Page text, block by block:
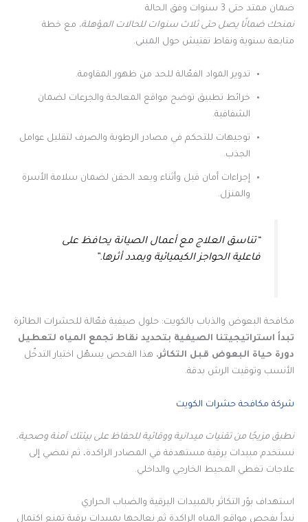
ضمان ممتد حتى 3 سنوات وفق الحالة
نمنحك ضمانًا يصل حتى ثلاث سنوات للحالات المؤهلة، مع خطة
متابعة سنوية ونقاط تفتيش حول المبنى.
تدوير المواد الفعّالة للحد من ظهور المقاومة.
خرائط تطبيق توضح مواقع المعالجة والجرعات لضمان
الشفافية.
توجيهات للتحكم في مصادر الرطوبة والصرف لتقليل عوامل
الجذب.
إجراءات أمان قبل وأثناء وبعد الحقن لضمان سلامة الأسرة
والمنزل.
“تناسق العلاج مع أعمال الصيانة يحافظ على
فاعلية الحواجز الكيميائية ويمدد أثرها.”
مكافحة البعوض والذباب بالكويت: حلول صيفية فعّالة للحشرات الطائرة
تبدأ استراتيجيتنا الصيفية بتحديد نقاط تجمع المياه لتعطيل
دورة حياة البعوض قبل التكاثر. هذا الفحص يسهّل اختيار التدخّل
الأنسب وتوقيت الرش بدقة.
شركة مكافحة حشرات الكويت
نطبق مزيجًا من تقنيات ميدانية ووقائية للحفاظ على بيئتك آمنة وصحية.
نستخدم مبيدات يرقية مستهدفة في المصادر الراكدة، ثم نمضي إلى
علاجات تغطي المحيط الخارجي والداخلي.
استهداف بؤر التكاثر بالمبيدات اليرقية والضباب الحراري
نبدأ بفحص مواقع المياه الراكدة ثم نعالجها بمبيدات يرقية تمنع اكتمال